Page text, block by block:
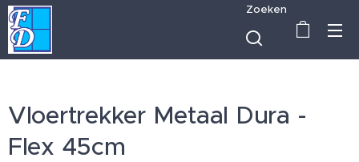
Zoeken
Vloertrekker Metaal Dura -
Flex 45cm